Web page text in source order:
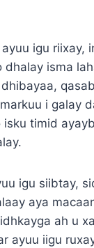
igu riixay,
dhalay isma
i galay
timid
igu siibtay,
aya
ah u
ayuu iigu